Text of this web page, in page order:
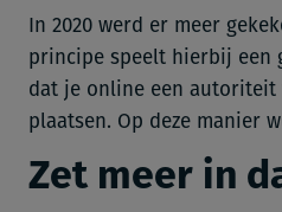
In 2020 werd er meer
principe speelt hierbij een
dat je online een autoriteit
plaatsen. Op deze manier
Zet meer in